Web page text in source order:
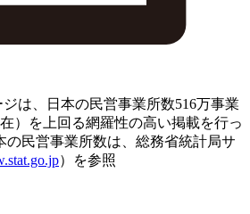
は、日本の民営事業所数516万事業
）を上回る網羅性の高い掲載を行っ
の民営事業所数は、総務省統計局サ
）を参照